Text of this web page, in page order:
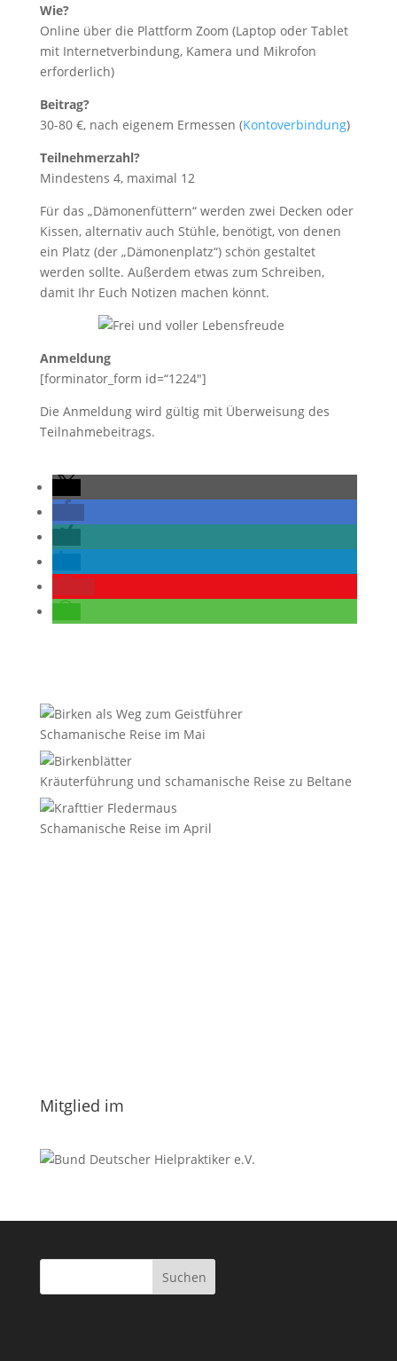
Wie?
Online über die Plattform Zoom (Laptop oder Tablet
mit Internetverbindung, Kamera und Mikrofon
erforderlich)
Beitrag?
30-80 €, nach eigenem Ermessen (Kontoverbindung)
Teilnehmerzahl?
Mindestens 4, maximal 12
Für das „Dämonenfüttern“ werden zwei Decken oder
Kissen, alternativ auch Stühle, benötigt, von denen
ein Platz (der „Dämonenplatz“) schön gestaltet
werden sollte. Außerdem etwas zum Schreiben,
damit Ihr Euch Notizen machen könnt.
Anmeldung
[forminator_form id=“1224″]
Die Anmeldung wird gültig mit Überweisung des
Teilnahmebeitrags.
Schamanische Reise im Mai
Kräuterführung und schamanische Reise zu Beltane
Schamanische Reise im April
Mitglied im